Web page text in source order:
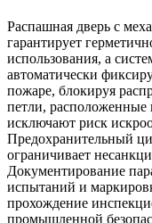
Распашная дверь с
гарантирует
использования, а
автоматически
пожаре, блокируя
петли, расположенные
исключают риск
Предохранительный
ограничивает
Документирование
испытаний и
прохождение
промышленной